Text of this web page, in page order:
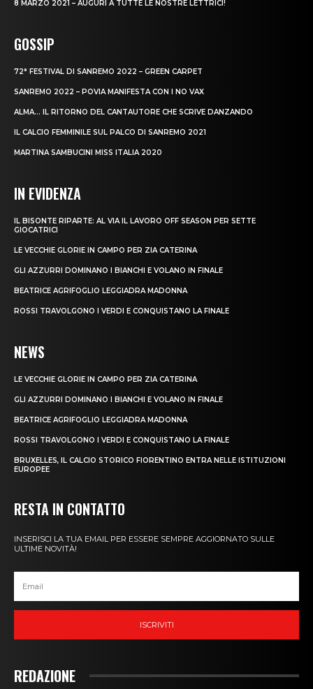
8 MARZO 2021 – AUGURI A TUTTE LE NOSTRE LETTRICI!
GOSSIP
72° FESTIVAL DI SANREMO 2022 – GREEN CARPET
SANREMO 2022 – POVIA MANIFESTA CON I NO VAX
ALMA… IL RITORNO DEL CANTAUTORE CHE SCRIVE DANZANDO
IL CALCIO FEMMINILE SUL PALCO DI SANREMO 2021
MARTINA SAMBUCINI MISS ITALIA 2020
IN EVIDENZA
IL BISONTE RIPARTE: AL VIA IL LAVORO OFF SEASON PER SETTE
GIOCATRICI
LE VECCHIE GLORIE IN CAMPO PER ZIA CATERINA
GLI AZZURRI DOMINANO I BIANCHI E VOLANO IN FINALE
BEATRICE AGRIFOGLIO LEGGIADRA MADONNA
ROSSI TRAVOLGONO I VERDI E CONQUISTANO LA FINALE
NEWS
LE VECCHIE GLORIE IN CAMPO PER ZIA CATERINA
GLI AZZURRI DOMINANO I BIANCHI E VOLANO IN FINALE
BEATRICE AGRIFOGLIO LEGGIADRA MADONNA
ROSSI TRAVOLGONO I VERDI E CONQUISTANO LA FINALE
BRUXELLES, IL CALCIO STORICO FIORENTINO ENTRA NELLE ISTITUZIONI
EUROPEE
RESTA IN CONTATTO
INSERISCI LA TUA EMAIL PER ESSERE SEMPRE AGGIORNATO SULLE
ULTIME NOVITÀ!
ISCRIVITI
REDAZIONE